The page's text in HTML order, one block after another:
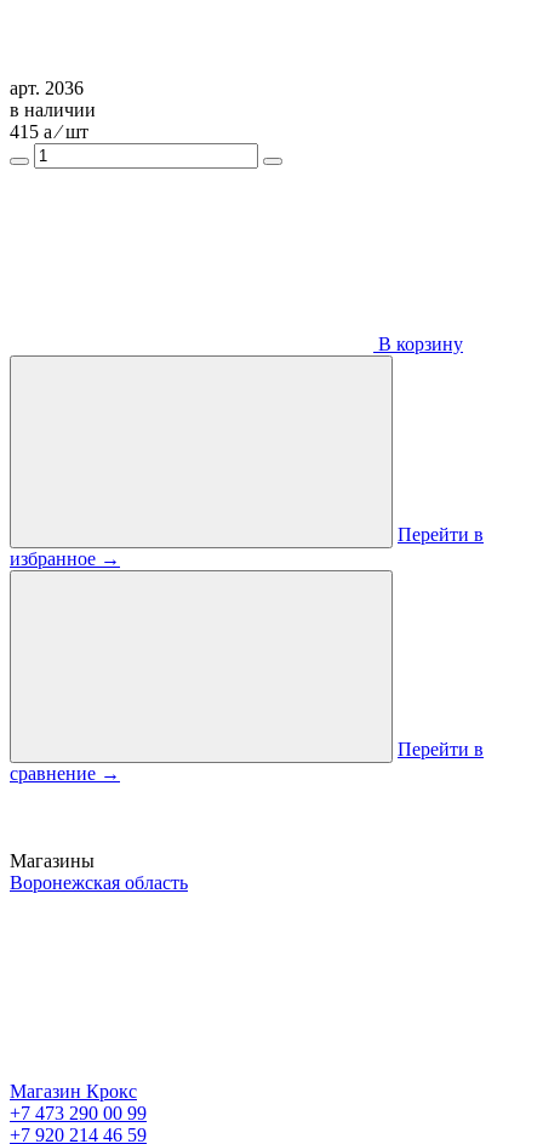
арт. 2036
в наличии
415 a ⁄ шт
В корзину
Перейти в
избранное →
Перейти в
сравнение →
Магазины
Воронежская область
Магазин Крокс
+7 473 290 00 99
+7 920 214 46 59